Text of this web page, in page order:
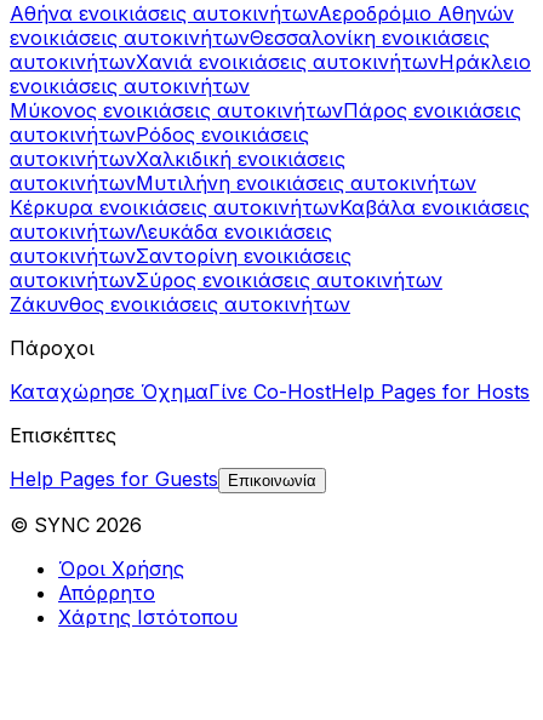
Αθήνα ενοικιάσεις αυτοκινήτωνΑεροδρόμιο Αθηνών
ενοικιάσεις αυτοκινήτωνΘεσσαλονίκη ενοικιάσεις
αυτοκινήτωνΧανιά ενοικιάσεις αυτοκινήτωνΗράκλειο
ενοικιάσεις αυτοκινήτων
Μύκονος ενοικιάσεις αυτοκινήτωνΠάρος ενοικιάσεις
αυτοκινήτωνΡόδος ενοικιάσεις
αυτοκινήτωνΧαλκιδική ενοικιάσεις
αυτοκινήτωνΜυτιλήνη ενοικιάσεις αυτοκινήτων
Κέρκυρα ενοικιάσεις αυτοκινήτωνΚαβάλα ενοικιάσεις
αυτοκινήτωνΛευκάδα ενοικιάσεις
αυτοκινήτωνΣαντορίνη ενοικιάσεις
αυτοκινήτωνΣύρος ενοικιάσεις αυτοκινήτων
Ζάκυνθος ενοικιάσεις αυτοκινήτων
Πάροχοι
Καταχώρησε ΌχημαΓίνε Co-HostHelp Pages for Hosts
Επισκέπτες
Help Pages for Guests
Επικοινωνία
© SYNC 2026
Όροι Χρήσης
Απόρρητο
Χάρτης Ιστότοπου